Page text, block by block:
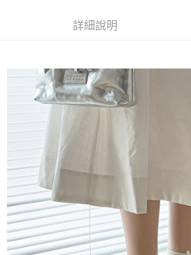
付款後7-11取貨
每筆NT$65，滿NT$688(含以上)免運費
宅配
每筆NT$80，滿NT$1,000(含以上)免運費
宅配(外島)
每筆NT$125，滿NT$1,500(含以上)免運費
其他海外郵寄
香港澳門地區
詳細說明